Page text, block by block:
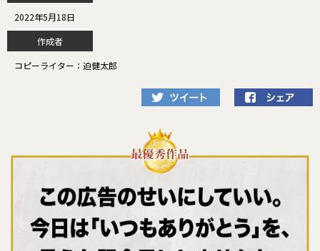
2022年5月18日
作成者
コピーライター：迫健太郎